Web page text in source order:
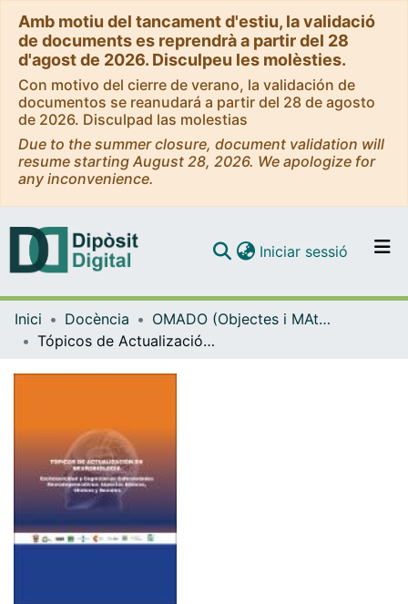
Amb motiu del tancament d'estiu, la validació
de documents es reprendrà a partir del 28
d'agost de 2026. Disculpeu les molèsties.
Con motivo del cierre de verano, la validación de
documentos se reanudará a partir del 28 de agosto
de 2026. Disculpad las molestias
Due to the summer closure, document validation will
resume starting August 28, 2026. We apologize for
any inconvenience.
Navega per tot el DD
Iniciar sessió (current)
Inici Docència
OMADO (Objectes i MAterials DOcents)
Tópicos de Actualización en Neurobiologia III: Excitotoxicidad y Cognición en Enfermedades Neurogenerativas: Aspectos Básicos, Clínicos y Sociales, Memorias Electrónicas